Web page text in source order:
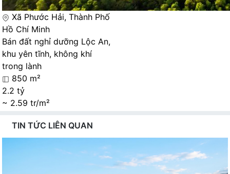
Xã Phước Hải, Thành Phố
Hồ Chí Minh
Bán đất nghỉ dưỡng Lộc An,
khu yên tĩnh, không khí
trong lành
850 m²
2.2 tỷ
~ 2.59 tr/m²
TIN TỨC LIÊN QUAN